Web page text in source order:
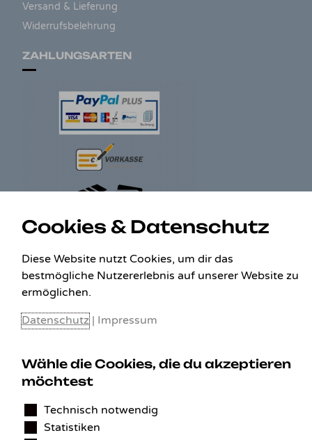
Versand & Lieferung
Widerrufsbelehrung
ZAHLUNGSARTEN
KONTAKT
Benedikt Stelzner
Kohlgraben 2b
Tel.:09746-9308051
Cookies & Datenschutz
Diese Website nutzt Cookies, um dir das
bestmögliche Nutzererlebnis auf unserer Website zu
ermöglichen.
Datenschutz | Impressum
Wähle die Cookies, die du akzeptieren
möchtest
Technisch notwendig
Statistiken